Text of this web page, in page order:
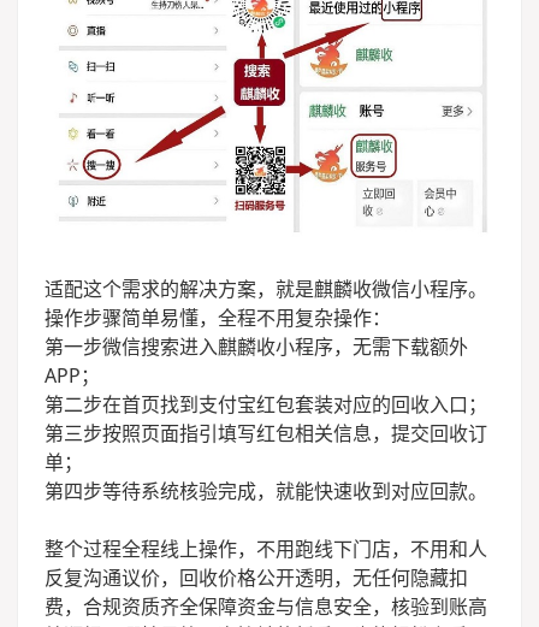
适配这个需求的解决方案，就是麒麟收微信小程序。
操作步骤简单易懂，全程不用复杂操作：
第一步微信搜索进入麒麟收小程序，无需下载额外
APP；
第二步在首页找到支付宝红包套装对应的回收入口；
第三步按照页面指引填写红包相关信息，提交回收订
单；
第四步等待系统核验完成，就能快速收到对应回款。
整个过程全程线上操作，不用跑线下门店，不用和人
反复沟通议价，回收价格公开透明，无任何隐藏扣
费，合规资质齐全保障资金与信息安全，核验到账高